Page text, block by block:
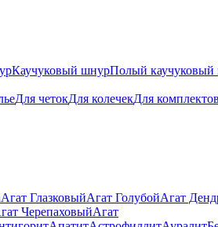
Каучуковый шнурПолый
Для четокДля колечекДля
Агат ГлазковыйАгат ГолубойАгат
ЧерепаховыйАгат